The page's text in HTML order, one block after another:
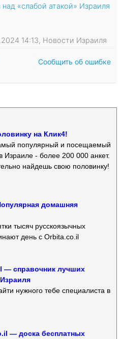
«слабой атакой» Израиля
14:13, Новости Израиля
Сообщить об ошибке
на Клик4!
популярный и посещаемый
Израиле - более 200 000 анкет.
найдешь свою половинку!
домашняя
тысяч русскоязычных
день с Orbita.co.il
— справочник лучших
нужного тебе специалиста в
— доска бесплатных